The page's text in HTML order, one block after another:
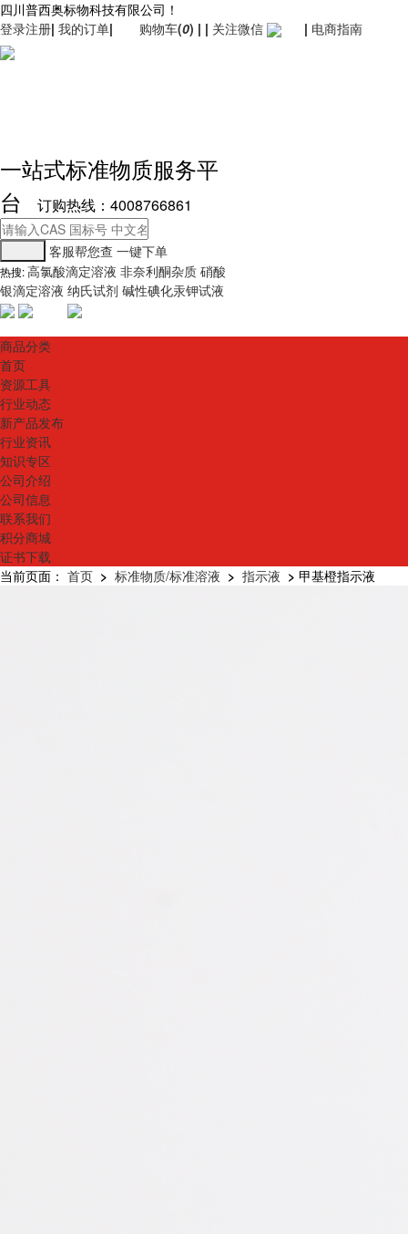
四川普西奥标物科技有限公司！
登录注册| 我的订单| 购物车(0) | | 关注微信 | 电商指南
一站式标准物质服务平
台
订购热线：4008766861
客服帮您查 一键下单
热搜:高氯酸滴定溶液 非奈利酮杂质 硝酸
银滴定溶液 纳氏试剂 碱性碘化汞钾试液
商品分类
首页
资源工具
行业动态
新产品发布
行业资讯
知识专区
公司介绍
公司信息
联系我们
积分商城
证书下载
当前页面： 首页 > 标准物质/标准溶液 > 指示液 > 甲基橙指示液